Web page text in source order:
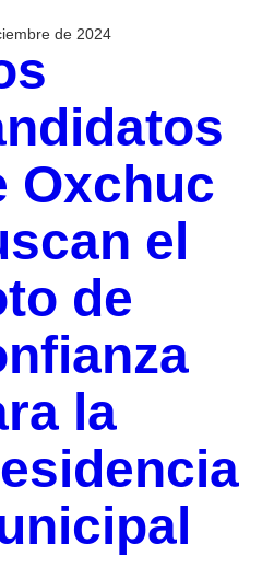
de 2024
Oxchuc
el
de
la